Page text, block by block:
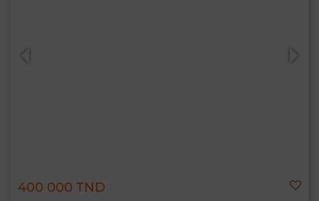
400 000 TND